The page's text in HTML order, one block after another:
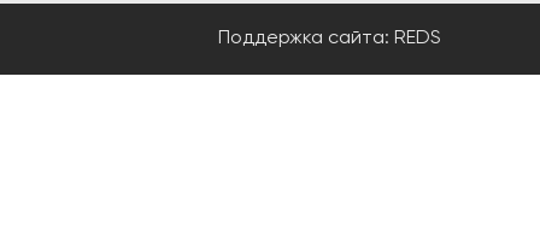
Поддержка сайта: REDS